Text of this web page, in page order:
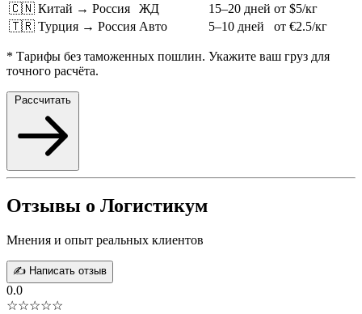
🇨🇳 Китай → Россия
ЖД 15–20 дней от $5/кг
🇹🇷 Турция → Россия Авто 5–10 дней от €2.5/кг
* Тарифы без таможенных пошлин. Укажите ваш груз для
точного расчёта.
Рассчитать
Отзывы о Логистикум
Мнения и опыт реальных клиентов
✍️ Написать отзыв
0.0
☆☆☆☆☆